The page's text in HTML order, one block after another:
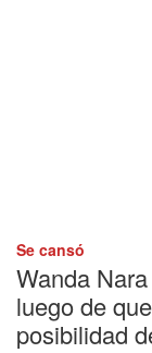
Se cansó
Wanda
luego de
posibilidad